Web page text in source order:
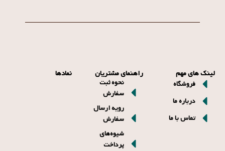
لینک های مهم
فروشگاه
درباره ما
تماس با ما
راهنمای مشتریان
نحوه ثبت
سفارش
رویه ارسال
سفارش
شیوه‌های
پرداخت
نمادها